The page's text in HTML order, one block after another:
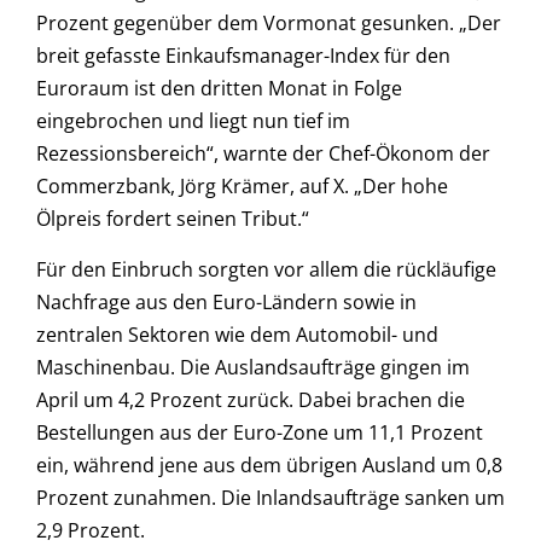
Prozent gegenüber dem Vormonat gesunken. „Der
breit gefasste Einkaufsmanager-Index für den
Euroraum ist den dritten Monat in Folge
eingebrochen und liegt nun tief im
Rezessionsbereich“, warnte der Chef-Ökonom der
Commerzbank, Jörg Krämer, auf X. „Der hohe
Ölpreis fordert seinen Tribut.“
Für den Einbruch sorgten vor allem die rückläufige
Nachfrage aus den Euro-Ländern sowie in
zentralen Sektoren wie dem Automobil- und
Maschinenbau. Die Auslandsaufträge gingen im
April um 4,2 Prozent zurück. Dabei brachen die
Bestellungen aus der Euro-Zone um 11,1 Prozent
ein, während jene aus dem übrigen Ausland um 0,8
Prozent zunahmen. Die Inlandsaufträge sanken um
2,9 Prozent.